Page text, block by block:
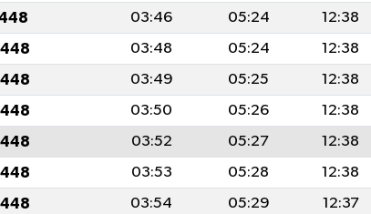
03:46 05:24 12:38
03:48 05:24 12:38
03:49 05:25 12:38
03:50 05:26 12:38
03:52 05:27 12:38
03:53 05:28 12:38
03:54 05:29 12:37